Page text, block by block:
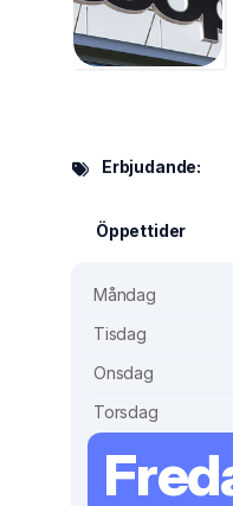
Erbjudande:
Öppettider
Måndag
Tisdag
Onsdag
Torsdag